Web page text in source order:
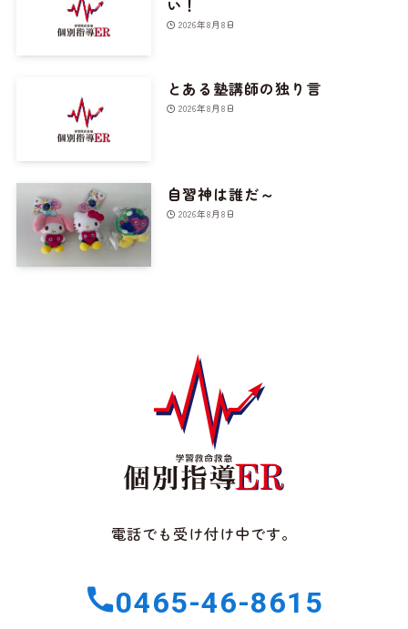
い！
2026年8月8日
とある塾講師の独り言
2026年8月8日
自習神は誰だ～
2026年8月8日
電話でも受け付け中です。
0465-46-8615